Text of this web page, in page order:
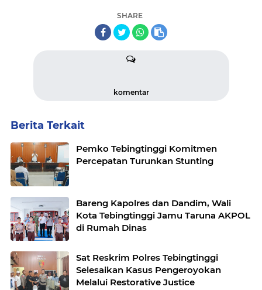
SHARE
komentar
Berita Terkait
Pemko Tebingtinggi Komitmen
Percepatan Turunkan Stunting
Bareng Kapolres dan Dandim, Wali
Kota Tebingtinggi Jamu Taruna AKPOL
di Rumah Dinas
Sat Reskrim Polres Tebingtinggi
Selesaikan Kasus Pengeroyokan
Melalui Restorative Justice